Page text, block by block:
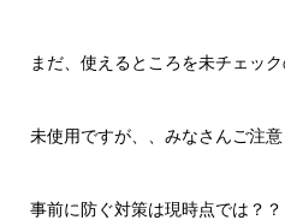
まだ、使えるところを未チェック
未使用ですが、、みなさんご注意
事前に防ぐ対策は現時点では？？